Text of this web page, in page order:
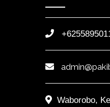
Waborobo,